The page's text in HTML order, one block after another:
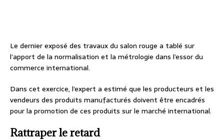
Le dernier exposé des travaux du salon rouge a tablé sur
l’apport de la normalisation et la métrologie dans l’essor du
commerce international.
Dans cet exercice, l’expert a estimé que les producteurs et les
vendeurs des produits manufacturés doivent être encadrés
pour la promotion de ces produits sur le marché international.
Rattraper le retard